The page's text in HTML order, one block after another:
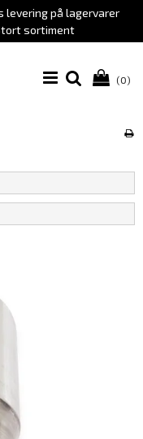
levering på lagervarer
sortiment
(0)